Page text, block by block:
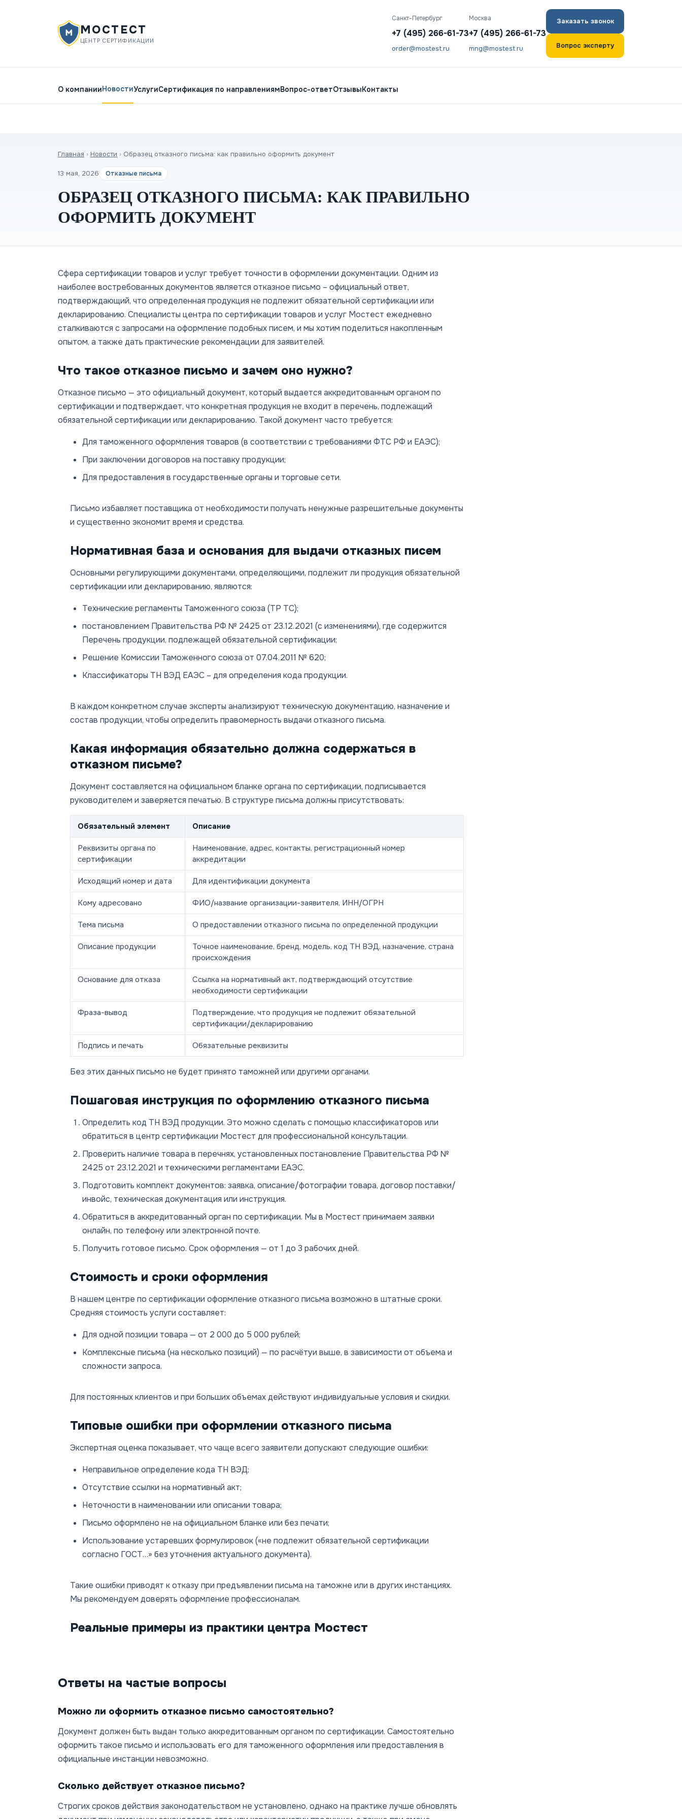
МОСТЕСТ
ЦЕНТР СЕРТИФИКАЦИИ
Санкт-Петербург
+7 (495) 266-61-73
order@mostest.ru
Москва
+7 (495) 266-61-73
mng@mostest.ru
Заказать звонок
Вопрос эксперту
О компанииНовостиУслугиСертификация по направлениямВопрос-ответОтзывыКонтакты
Главная › Новости › Образец отказного письма: как правильно оформить документ
13 мая, 2026 Отказные письма
ОБРАЗЕЦ ОТКАЗНОГО ПИСЬМА: КАК ПРАВИЛЬНО
ОФОРМИТЬ ДОКУМЕНТ
Сфера сертификации товаров и услуг требует точности в оформлении документации. Одним из
наиболее востребованных документов является отказное письмо – официальный ответ,
подтверждающий, что определенная продукция не подлежит обязательной сертификации или
декларированию. Специалисты центра по сертификации товаров и услуг Мостест ежедневно
сталкиваются с запросами на оформление подобных писем, и мы хотим поделиться накопленным
опытом, а также дать практические рекомендации для заявителей.
Что такое отказное письмо и зачем оно нужно?
Отказное письмо — это официальный документ, который выдается аккредитованным органом по
сертификации и подтверждает, что конкретная продукция не входит в перечень, подлежащий
обязательной сертификации или декларированию. Такой документ часто требуется:
Для таможенного оформления товаров (в соответствии с требованиями ФТС РФ и ЕАЭС);
При заключении договоров на поставку продукции;
Для предоставления в государственные органы и торговые сети.
Письмо избавляет поставщика от необходимости получать ненужные разрешительные документы
и существенно экономит время и средства.
Нормативная база и основания для выдачи отказных писем
Основными регулирующими документами, определяющими, подлежит ли продукция обязательной
сертификации или декларированию, являются:
Технические регламенты Таможенного союза (ТР ТС);
постановлением Правительства РФ № 2425 от 23.12.2021 (с изменениями), где содержится
Перечень продукции, подлежащей обязательной сертификации;
Решение Комиссии Таможенного союза от 07.04.2011 № 620;
Классификаторы ТН ВЭД ЕАЭС – для определения кода продукции.
В каждом конкретном случае эксперты анализируют техническую документацию, назначение и
состав продукции, чтобы определить правомерность выдачи отказного письма.
Какая информация обязательно должна содержаться в
отказном письме?
Документ составляется на официальном бланке органа по сертификации, подписывается
руководителем и заверяется печатью. В структуре письма должны присутствовать:
Обязательный элемент Описание
Реквизиты органа по
сертификации
Наименование, адрес, контакты, регистрационный номер
аккредитации
Исходящий номер и дата Для идентификации документа
Кому адресовано ФИО/название организации-заявителя, ИНН/ОГРН
Тема письма О предоставлении отказного письма по определенной продукции
Описание продукции
Точное наименование, бренд, модель, код ТН ВЭД, назначение, страна
происхождения
Основание для отказа
Ссылка на нормативный акт, подтверждающий отсутствие
необходимости сертификации
Фраза-вывод
Подтверждение, что продукция не подлежит обязательной
сертификации/декларированию
Подпись и печать Обязательные реквизиты
Без этих данных письмо не будет принято таможней или другими органами.
Пошаговая инструкция по оформлению отказного письма
Определить код ТН ВЭД продукции. Это можно сделать с помощью классификаторов или
обратиться в центр сертификации Мостест для профессиональной консультации.
Проверить наличие товара в перечнях, установленных постановление Правительства РФ №
2425 от 23.12.2021 и техническими регламентами ЕАЭС.
Подготовить комплект документов: заявка, описание/фотографии товара, договор поставки/
инвойс, техническая документация или инструкция.
Обратиться в аккредитованный орган по сертификации. Мы в Мостест принимаем заявки
онлайн, по телефону или электронной почте.
Получить готовое письмо. Срок оформления — от 1 до 3 рабочих дней.
Стоимость и сроки оформления
В нашем центре по сертификации оформление отказного письма возможно в штатные сроки.
Средняя стоимость услуги составляет:
Для одной позиции товара — от 2 000 до 5 000 рублей;
Комплексные письма (на несколько позиций) — по расчётуи выше, в зависимости от объема и
сложности запроса.
Для постоянных клиентов и при больших объемах действуют индивидуальные условия и скидки.
Типовые ошибки при оформлении отказного письма
Экспертная оценка показывает, что чаще всего заявители допускают следующие ошибки:
Неправильное определение кода ТН ВЭД;
Отсутствие ссылки на нормативный акт;
Неточности в наименовании или описании товара;
Письмо оформлено не на официальном бланке или без печати;
Использование устаревших формулировок («не подлежит обязательной сертификации
согласно ГОСТ…» без уточнения актуального документа).
Такие ошибки приводят к отказу при предъявлении письма на таможне или в других инстанциях.
Мы рекомендуем доверять оформление профессионалам.
Реальные примеры из практики центра Мостест
Ответы на частые вопросы
Можно ли оформить отказное письмо самостоятельно?
Документ должен быть выдан только аккредитованным органом по сертификации. Самостоятельно
оформить такое письмо и использовать его для таможенного оформления или предоставления в
официальные инстанции невозможно.
Сколько действует отказное письмо?
Строгих сроков действия законодательством не установлено, однако на практике лучше обновлять